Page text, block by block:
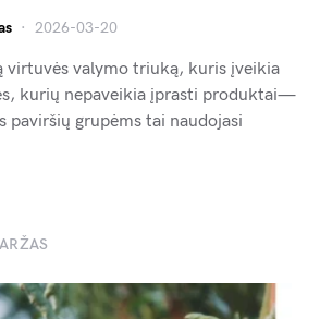
2026-03-20
virtuvės valymo triuką, kuris įveikia
kurių nepaveikia įprasti produktai—
grupėms tai naudojasi